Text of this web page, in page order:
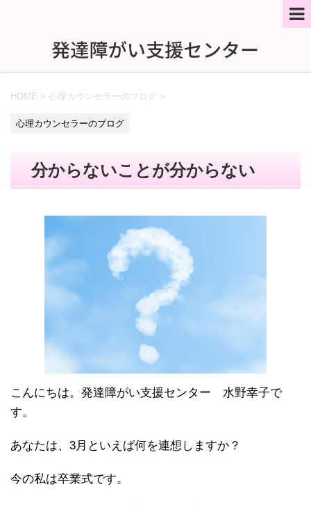
HOME > 心理カウンセラーのブログ >
心理カウンセラーのブログ
分からないことが分からない
こんにちは。発達障がい支援センター 水野幸子で
す。
あなたは、3月といえば何を連想しますか？
今の私は卒業式です。